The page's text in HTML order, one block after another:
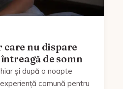
care nu dispare
de somn
și după o noapte
comună pentru